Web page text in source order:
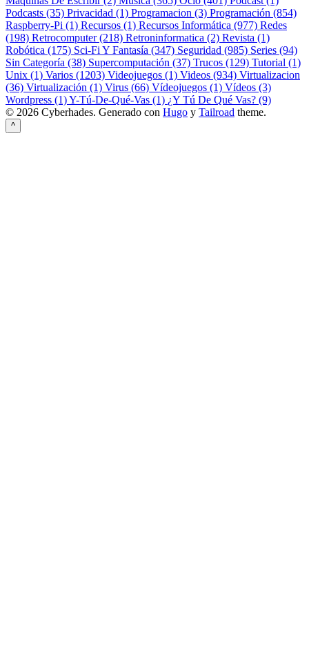
Podcasts (35) Privacidad (1) Programacion (3) Programación (854)
Raspberry-Pi (1) Recursos (1) Recursos Informática (977) Redes
(198) Retrocomputer (218) Retroninformatica (2) Revista (1)
Robótica (175) Sci-Fi Y Fantasía (347) Seguridad (985) Series (94)
Sin Categoría (38) Supercomputación (37) Trucos (129) Tutorial (1)
Unix (1) Varios (1203) Videojuegos (1) Videos (934) Virtualizacion
(36) Virtualización (1) Virus (66) Vídeojuegos (1) Vídeos (3)
Wordpress (1)Y-Tú-De-Qué-Vas (1) ¿Y Tú De Qué Vas? (9)
© 2026 Cyberhades. Generado con Hugo y Tailroad theme.
^